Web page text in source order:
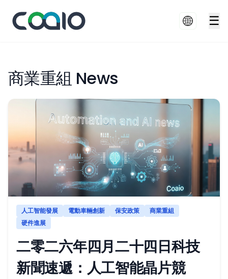
☰
商業重組 News
人工智能發展 電動車輛創新 保安政策
商業重組
硬件進展
二零二六年四月二十四日科技
新聞速遞：人工智能晶片競